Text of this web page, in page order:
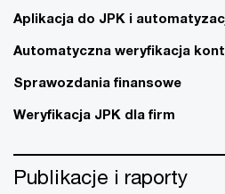
Aplikacja do JPK i
Automatyczna weryfikacja
Sprawozdania finansowe
Weryfikacja JPK dla firm
Publikacje i raporty